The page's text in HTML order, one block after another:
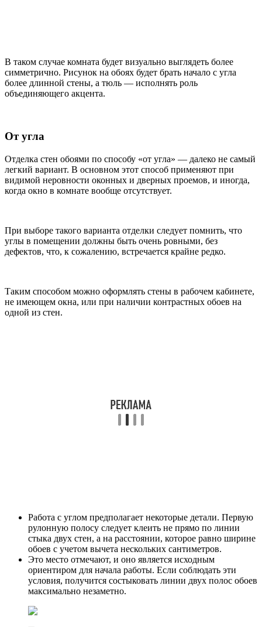
В таком случае комната будет визуально выглядеть более
симметрично. Рисунок на обоях будет брать начало с угла
более длинной стены, а тюль — исполнять роль
объединяющего акцента.
От угла
Отделка стен обоями по способу «от угла» — далеко не самый
легкий вариант. В основном этот способ применяют при
видимой неровности оконных и дверных проемов, и иногда,
когда окно в комнате вообще отсутствует.
При выборе такого варианта отделки следует помнить, что
углы в помещении должны быть очень ровными, без
дефектов, что, к сожалению, встречается крайне редко.
Таким способом можно оформлять стены в рабочем кабинете,
не имеющем окна, или при наличии контрастных обоев на
одной из стен.
Работа с углом предполагает некоторые детали. Первую
рулонную полосу следует клеить не прямо по линии
стыка двух стен, а на расстоянии, которое равно ширине
обоев с учетом вычета нескольких сантиметров.
Это место отмечают, и оно является исходным
ориентиром для начала работы. Если соблюдать эти
условия, получится состыковать линии двух полос обоев
максимально незаметно.